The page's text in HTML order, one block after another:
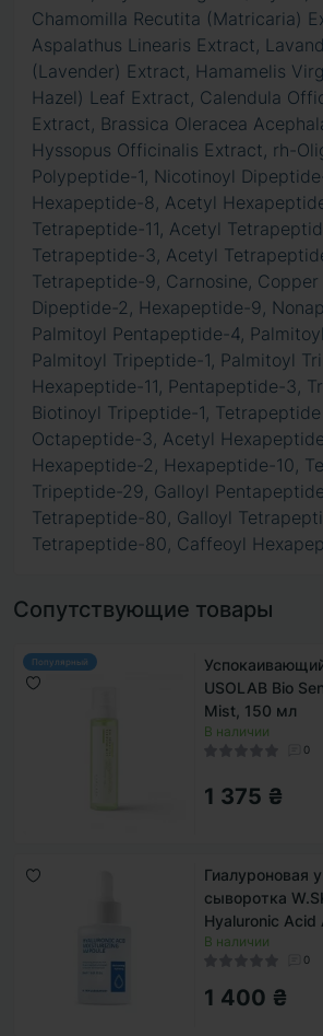
Chamomilla Recutita (Matricaria)
Aspalathus Linearis Extract,
(Lavender) Extract, Hamamelis
Hazel) Leaf Extract, Calendula
Extract, Brassica Oleracea
Hyssopus Officinalis Extract, rh-
Polypeptide-1, Nicotinoyl
Hexapeptide-8, Acetyl
Tetrapeptide-11, Acetyl
Tetrapeptide-3, Acetyl
Tetrapeptide-9, Carnosine,
Dipeptide-2, Hexapeptide-9,
Palmitoyl Pentapeptide-4,
Palmitoyl Tripeptide-1, Palmitoyl
Hexapeptide-11, Pentapeptide-3,
Biotinoyl Tripeptide-1,
Octapeptide-3, Acetyl
Hexapeptide-2, Hexapeptide-10,
Tripeptide-29, Galloyl
Tetrapeptide-80, Galloyl
Tetrapeptide-80, Caffeoyl
Сопутствующие товары
Популярный
USOLAB Bio
Mist, 150 мл
В наличии
0
1 375 ₴
Гиалуроновая
сыворотка
Hyaluronic
В наличии
0
1 400 ₴